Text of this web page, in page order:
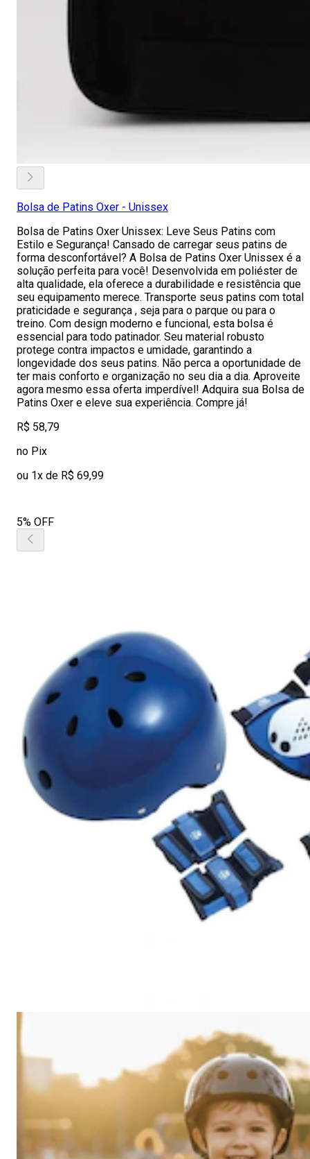
Bolsa de Patins Oxer - Unissex
Bolsa de Patins Oxer Unissex: Leve Seus Patins com
Estilo e Segurança! Cansado de carregar seus patins de
forma desconfortável? A Bolsa de Patins Oxer Unissex é a
solução perfeita para você! Desenvolvida em poliéster de
alta qualidade, ela oferece a durabilidade e resistência que
seu equipamento merece. Transporte seus patins com total
praticidade e segurança , seja para o parque ou para o
treino. Com design moderno e funcional, esta bolsa é
essencial para todo patinador. Seu material robusto
protege contra impactos e umidade, garantindo a
longevidade dos seus patins. Não perca a oportunidade de
ter mais conforto e organização no seu dia a dia. Aproveite
agora mesmo essa oferta imperdível! Adquira sua Bolsa de
Patins Oxer e eleve sua experiência. Compre já!
R$ 58,79
no Pix
ou 1x de R$ 69,99
5% OFF